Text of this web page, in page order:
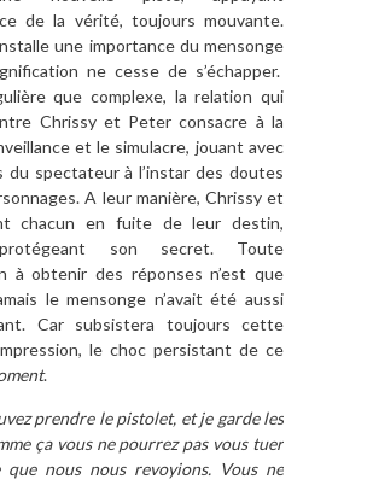
de la vérité, toujours mouvante.
une importance du mensonge
ne cesse de s’échapper.
que complexe, la relation qui
Chrissy et Peter consacre à la
et le simulacre, jouant avec
du spectateur à l’instar des doutes
A leur manière, Chrissy et
chacun en fuite de leur destin,
son secret. Toute
à obtenir des réponses n’est que
le mensonge n’avait été aussi
Car subsistera toujours cette
le choc persistant de ce
.
prendre le pistolet, et je garde les
ça vous ne pourrez pas vous tuer
que nous nous revoyions. Vous ne